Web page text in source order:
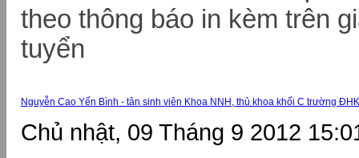
theo thông báo in kèm trên
tuyển
Nguyễn Cao Yến Bình - tân sinh viên Khoa NNH, thủ khoa khối C trường
Chủ nhật, 09 Tháng 9 2012